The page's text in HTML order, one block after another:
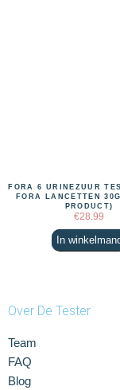
FORA 6 URINEZUUR
FORA LANCETTEN
PRODUCT)
€28.99
In
Over De Tester
Team
FAQ
Blog